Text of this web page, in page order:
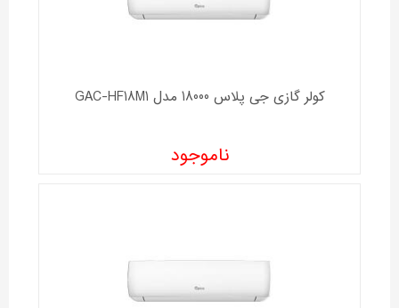
کولر گازی جی پلاس 18000 مدل GAC-HF18M1
ناموجود